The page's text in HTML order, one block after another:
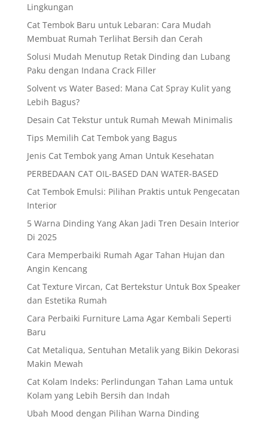
Lingkungan
Cat Tembok Baru untuk Lebaran: Cara Mudah
Membuat Rumah Terlihat Bersih dan Cerah
Solusi Mudah Menutup Retak Dinding dan Lubang
Paku dengan Indana Crack Filler
Solvent vs Water Based: Mana Cat Spray Kulit yang
Lebih Bagus?
Desain Cat Tekstur untuk Rumah Mewah Minimalis
Tips Memilih Cat Tembok yang Bagus
Jenis Cat Tembok yang Aman Untuk Kesehatan
PERBEDAAN CAT OIL-BASED DAN WATER-BASED
Cat Tembok Emulsi: Pilihan Praktis untuk Pengecatan
Interior
5 Warna Dinding Yang Akan Jadi Tren Desain Interior
Di 2025
Cara Memperbaiki Rumah Agar Tahan Hujan dan
Angin Kencang
Cat Texture Vircan, Cat Bertekstur Untuk Box Speaker
dan Estetika Rumah
Cara Perbaiki Furniture Lama Agar Kembali Seperti
Baru
Cat Metaliqua, Sentuhan Metalik yang Bikin Dekorasi
Makin Mewah
Cat Kolam Indeks: Perlindungan Tahan Lama untuk
Kolam yang Lebih Bersih dan Indah
Ubah Mood dengan Pilihan Warna Dinding